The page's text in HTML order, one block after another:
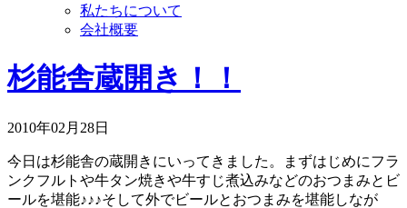
私たちについて
会社概要
杉能舎蔵開き！！
2010年02月28日
今日は杉能舎の蔵開きにいってきました。まずはじめにフラ
ンクフルトや牛タン焼きや牛すじ煮込みなどのおつまみとビ
ールを堪能♪♪♪そして外でビールとおつまみを堪能しなが